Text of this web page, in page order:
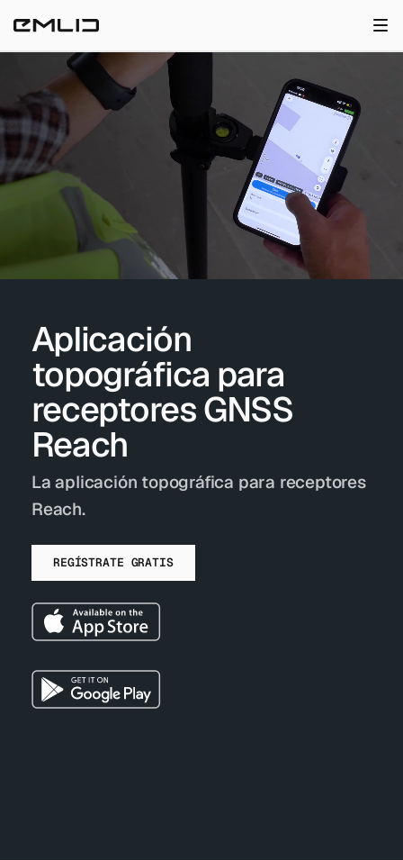
TIENDA
Aplicación
topográfica para
receptores GNSS
Reach
La aplicación topográfica para receptores
Reach.
REGÍSTRATE GRATIS